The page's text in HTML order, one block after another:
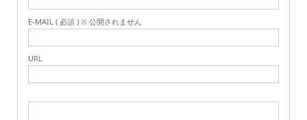
E-MAIL ( 必須 ) ※ 公開されません
URL